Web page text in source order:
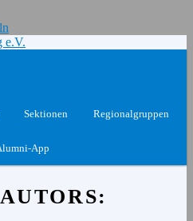
Hamburg
Sektionen Regionalgruppen
App